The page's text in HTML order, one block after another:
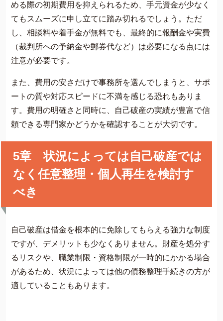
める際の初期費用を抑えられるため、手元資金が少なく
てもスムーズに申し立てに踏み切れるでしょう。ただ
し、相談料や着手金が無料でも、最終的に報酬金や実費
（裁判所への予納金や郵券代など）は必要になる点には
注意が必要です。
また、費用の安さだけで事務所を選んでしまうと、サポ
ートの質や対応スピードに不満を感じる恐れもありま
す。費用の明確さと同時に、自己破産の実績が豊富で信
頼できる専門家かどうかを確認することが大切です。
5章 状況によっては自己破産では
なく任意整理・個人再生を検討す
べき
自己破産は借金を根本的に免除してもらえる強力な制度
ですが、デメリットも少なくありません。財産を処分す
るリスクや、職業制限・資格制限が一時的にかかる場合
があるため、状況によっては他の債務整理手続きの方が
適していることもあります。